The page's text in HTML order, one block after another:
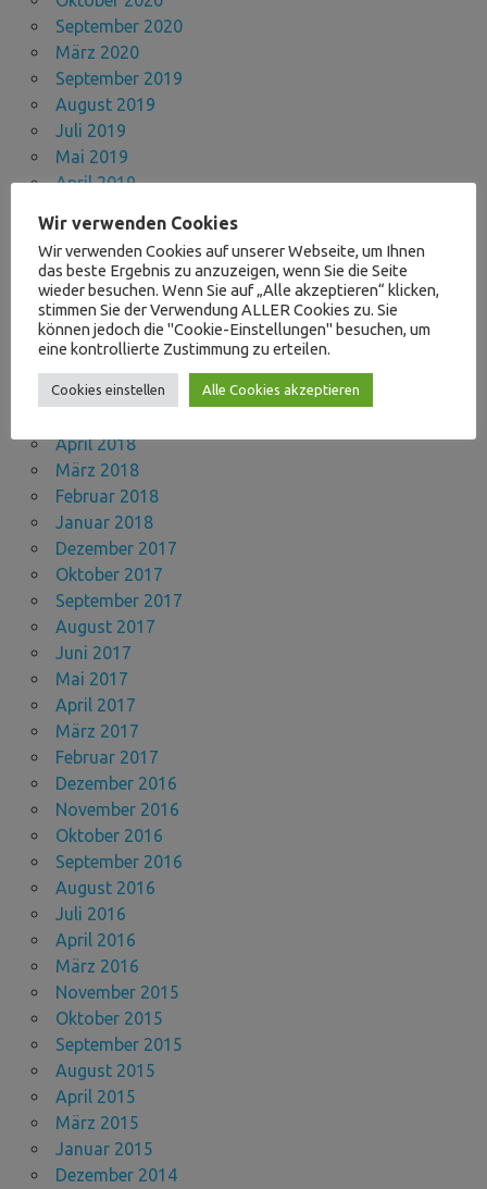
September 2020
März 2020
September 2019
August 2019
Juli 2019
Mai 2019
April 2019
Januar 2019
Dezember 2018
November 2018
Oktober 2018
September 2018
Juni 2018
April 2018
März 2018
Februar 2018
Januar 2018
Dezember 2017
Oktober 2017
September 2017
August 2017
Juni 2017
Mai 2017
April 2017
März 2017
Februar 2017
Dezember 2016
November 2016
Oktober 2016
September 2016
August 2016
Juli 2016
April 2016
März 2016
November 2015
Oktober 2015
September 2015
August 2015
April 2015
März 2015
Januar 2015
Dezember 2014
Wir verwenden Cookies
Wir verwenden Cookies auf unserer Webseite, um Ihnen
das beste Ergebnis zu anzuzeigen, wenn Sie die Seite
wieder besuchen. Wenn Sie auf „Alle akzeptieren“ klicken,
stimmen Sie der Verwendung ALLER Cookies zu. Sie
können jedoch die "Cookie-Einstellungen" besuchen, um
eine kontrollierte Zustimmung zu erteilen.
Cookies einstellen Alle Cookies akzeptieren